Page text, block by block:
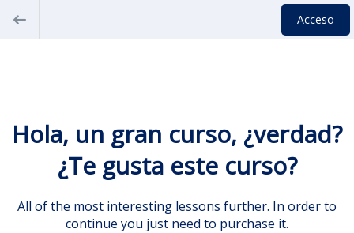
Acceso
Hola, un gran curso, ¿verdad?
¿Te gusta este curso?
All of the most interesting lessons further. In order to
continue you just need to purchase it.